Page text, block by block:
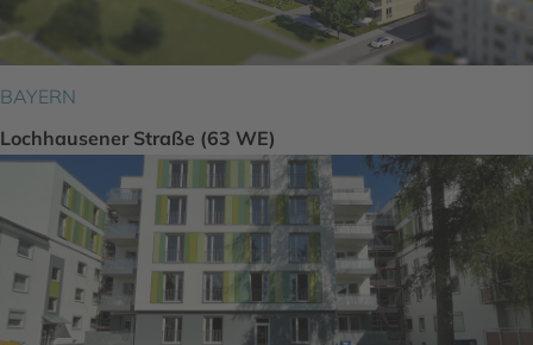
BAYERN
Lochhausener Straße (63 WE)